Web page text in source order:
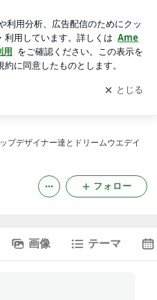
の更新通知
を受け取りまし
開く
プデザイナー達とドリームウエデイ
フォロー
画像 テーマ